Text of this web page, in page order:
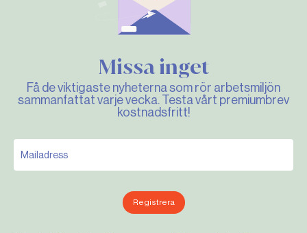
Missa inget
Få de viktigaste nyheterna som rör arbetsmiljön
sammanfattat varje vecka. Testa vårt premiumbrev
kostnadsfritt!
Registrera